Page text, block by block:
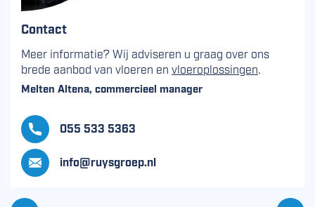
Contact
Meer informatie? Wij adviseren u graag over ons
brede aanbod van vloeren en vloeroplossingen.
Melten Altena, commercieel manager
055 533 5363
info@ruysgroep.nl